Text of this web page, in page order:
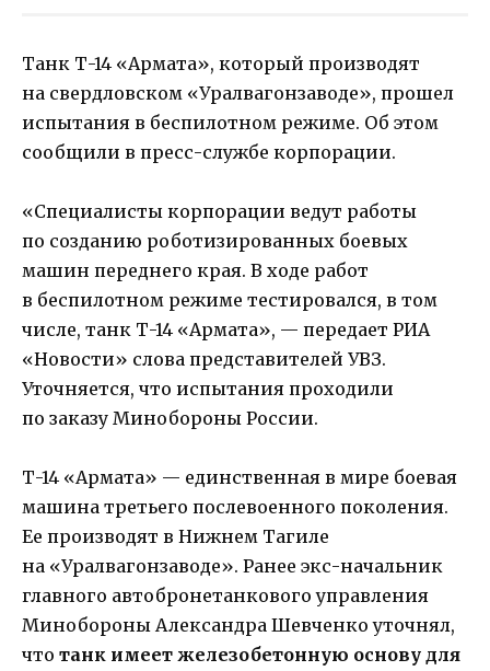
Танк Т-14 «Армата», который производят
на свердловском «Уралвагонзаводе», прошел
испытания в беспилотном режиме. Об этом
сообщили в пресс-службе корпорации.
«Специалисты корпорации ведут работы
по созданию роботизированных боевых
машин переднего края. В ходе работ
в беспилотном режиме тестировался, в том
числе, танк Т-14 «Армата», — передает РИА
«Новости» слова представителей УВЗ.
Уточняется, что испытания проходили
по заказу Минобороны России.
Т-14 «Армата» — единственная в мире боевая
машина третьего послевоенного поколения.
Ее производят в Нижнем Тагиле
на «Уралвагонзаводе». Ранее экс-начальник
главного автобронетанкового управления
Минобороны Александра Шевченко уточнял,
что танк имеет железобетонную основу для